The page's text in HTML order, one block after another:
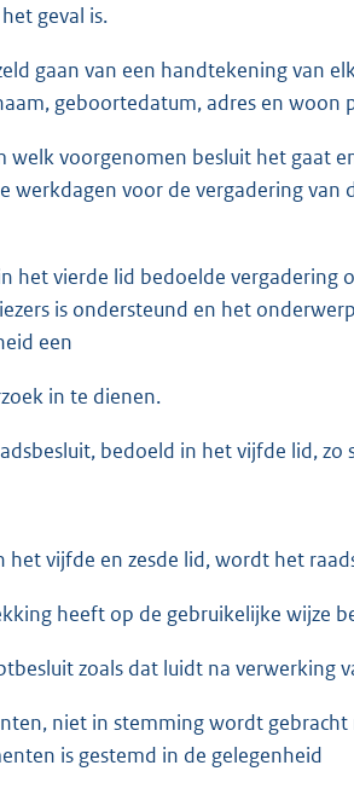
geval is.
gaan van een handtekening van
geboortedatum, adres en woon
welk voorgenomen besluit het gaat
werkdagen voor de vergadering
het vierde lid bedoelde
is ondersteund en het
een
in te dienen.
bedoeld in het vijfde lid, zo
het vijfde en zesde lid, wordt het
heeft op de gebruikelijke wijze
zoals dat luidt na verwerking
niet in stemming wordt
is gestemd in de gelegenheid